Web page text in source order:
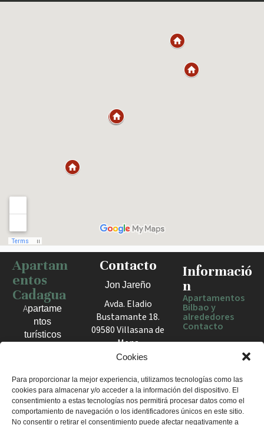
Cookies
Para proporcionar la mejor experiencia, utilizamos tecnologías como las
cookies para almacenar y/o acceder a la información del dispositivo. El
consentimiento a estas tecnologías nos permitirá procesar datos como el
comportamiento de navegación o los identificadores únicos en este sitio.
No consentir o retirar el consentimiento puede afectar negativamente a
Haz clic para activar el mapa
Apartam
entos
Cadagua
Apartame
ntos
turísticos
el Valle
de Mena.
Estancias
cómodas
Contacto
Jon Jareño
Avda. Eladio
Bustamante 18.
09580 Villasana de
Mena
España
+34 675 602
960
apartamentosc
Informació
n
Apartamentos
Bilbao y
alrededores
Contacto